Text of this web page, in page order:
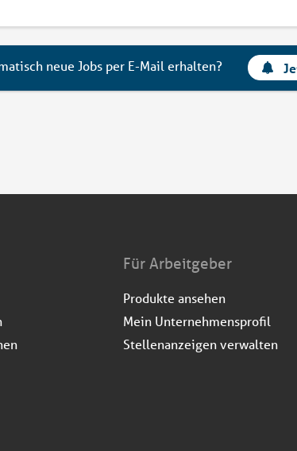
neue Jobs per E-Mail erhalten?
Für Arbeitgeber
Produkte ansehen
Mein Unternehmensprofil
Stellenanzeigen verwalten